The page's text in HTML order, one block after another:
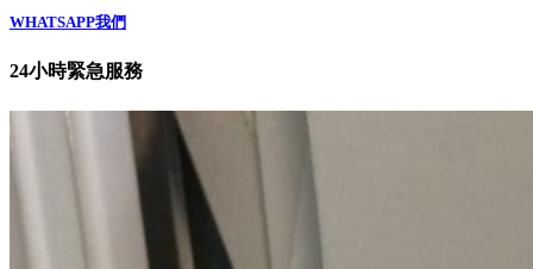
WHATSAPP我們
24小時緊急服務